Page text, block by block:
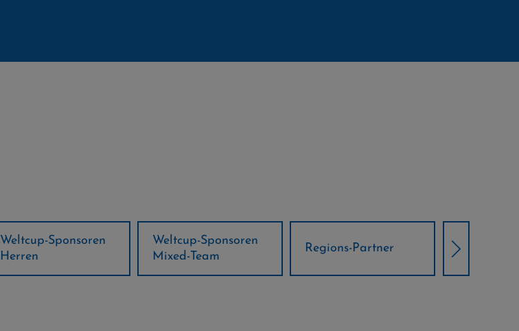
Weltcup-Sponsoren
Mixed-Team
Regions-Partner
Örtliche Weltcup-
Partner
Klima